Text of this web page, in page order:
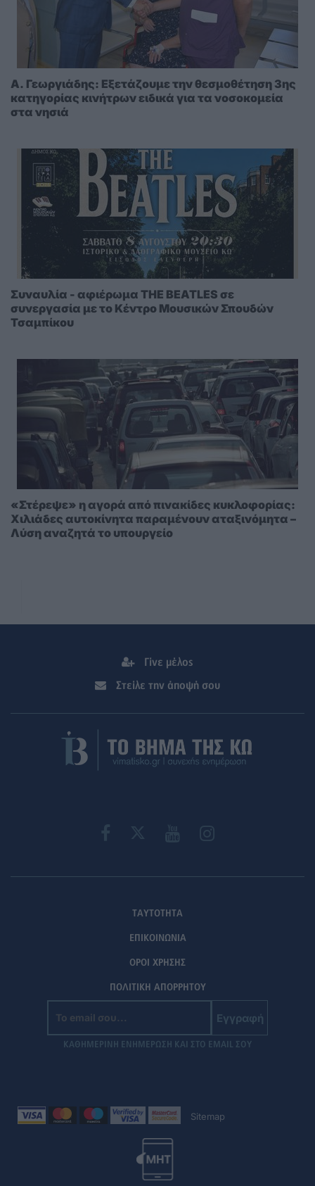
A. Γεωργιάδης: Eξετάζουμε την θεσμοθέτηση 3ης
κατηγορίας κινήτρων ειδικά για τα νοσοκομεία
στα νησιά
Συναυλία - αφιέρωμα THE BEATLES σε
συνεργασία με το Κέντρο Μουσικών Σπουδών
Τσαμπίκου
«Στέρεψε» η αγορά από πινακίδες κυκλοφορίας:
Χιλιάδες αυτοκίνητα παραμένουν αταξινόμητα –
Λύση αναζητά το υπουργείο
Γίνε μέλος
Στείλε την άποψή σου
ΤΑΥΤΟΤΗΤΑ
ΕΠΙΚΟΙΝΩΝΙΑ
ΟΡΟΙ ΧΡΗΣΗΣ
ΠΟΛΙΤΙΚΗ ΑΠΟΡΡΗΤΟΥ
Εγγραφή
ΚΑΘΗΜΕΡΙΝΗ ΕΝΗΜΕΡΩΣΗ ΚΑΙ ΣΤΟ EMAIL ΣΟΥ
Sitemap